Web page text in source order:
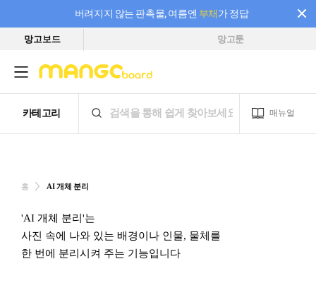
버려지지 않는 판촉물, 여름엔 부채가 정답
필요한 만큼 충전하고 끊김 없이 작업하세요! 새로워진 AI 부스터 요금제
망고보드 망고툰
홈 AI 개체 분리
'AI 개체 분리'는
사진 속에 나와 있는 배경이나 인물, 물체를
한 번에 분리시켜 주는 기능입니다